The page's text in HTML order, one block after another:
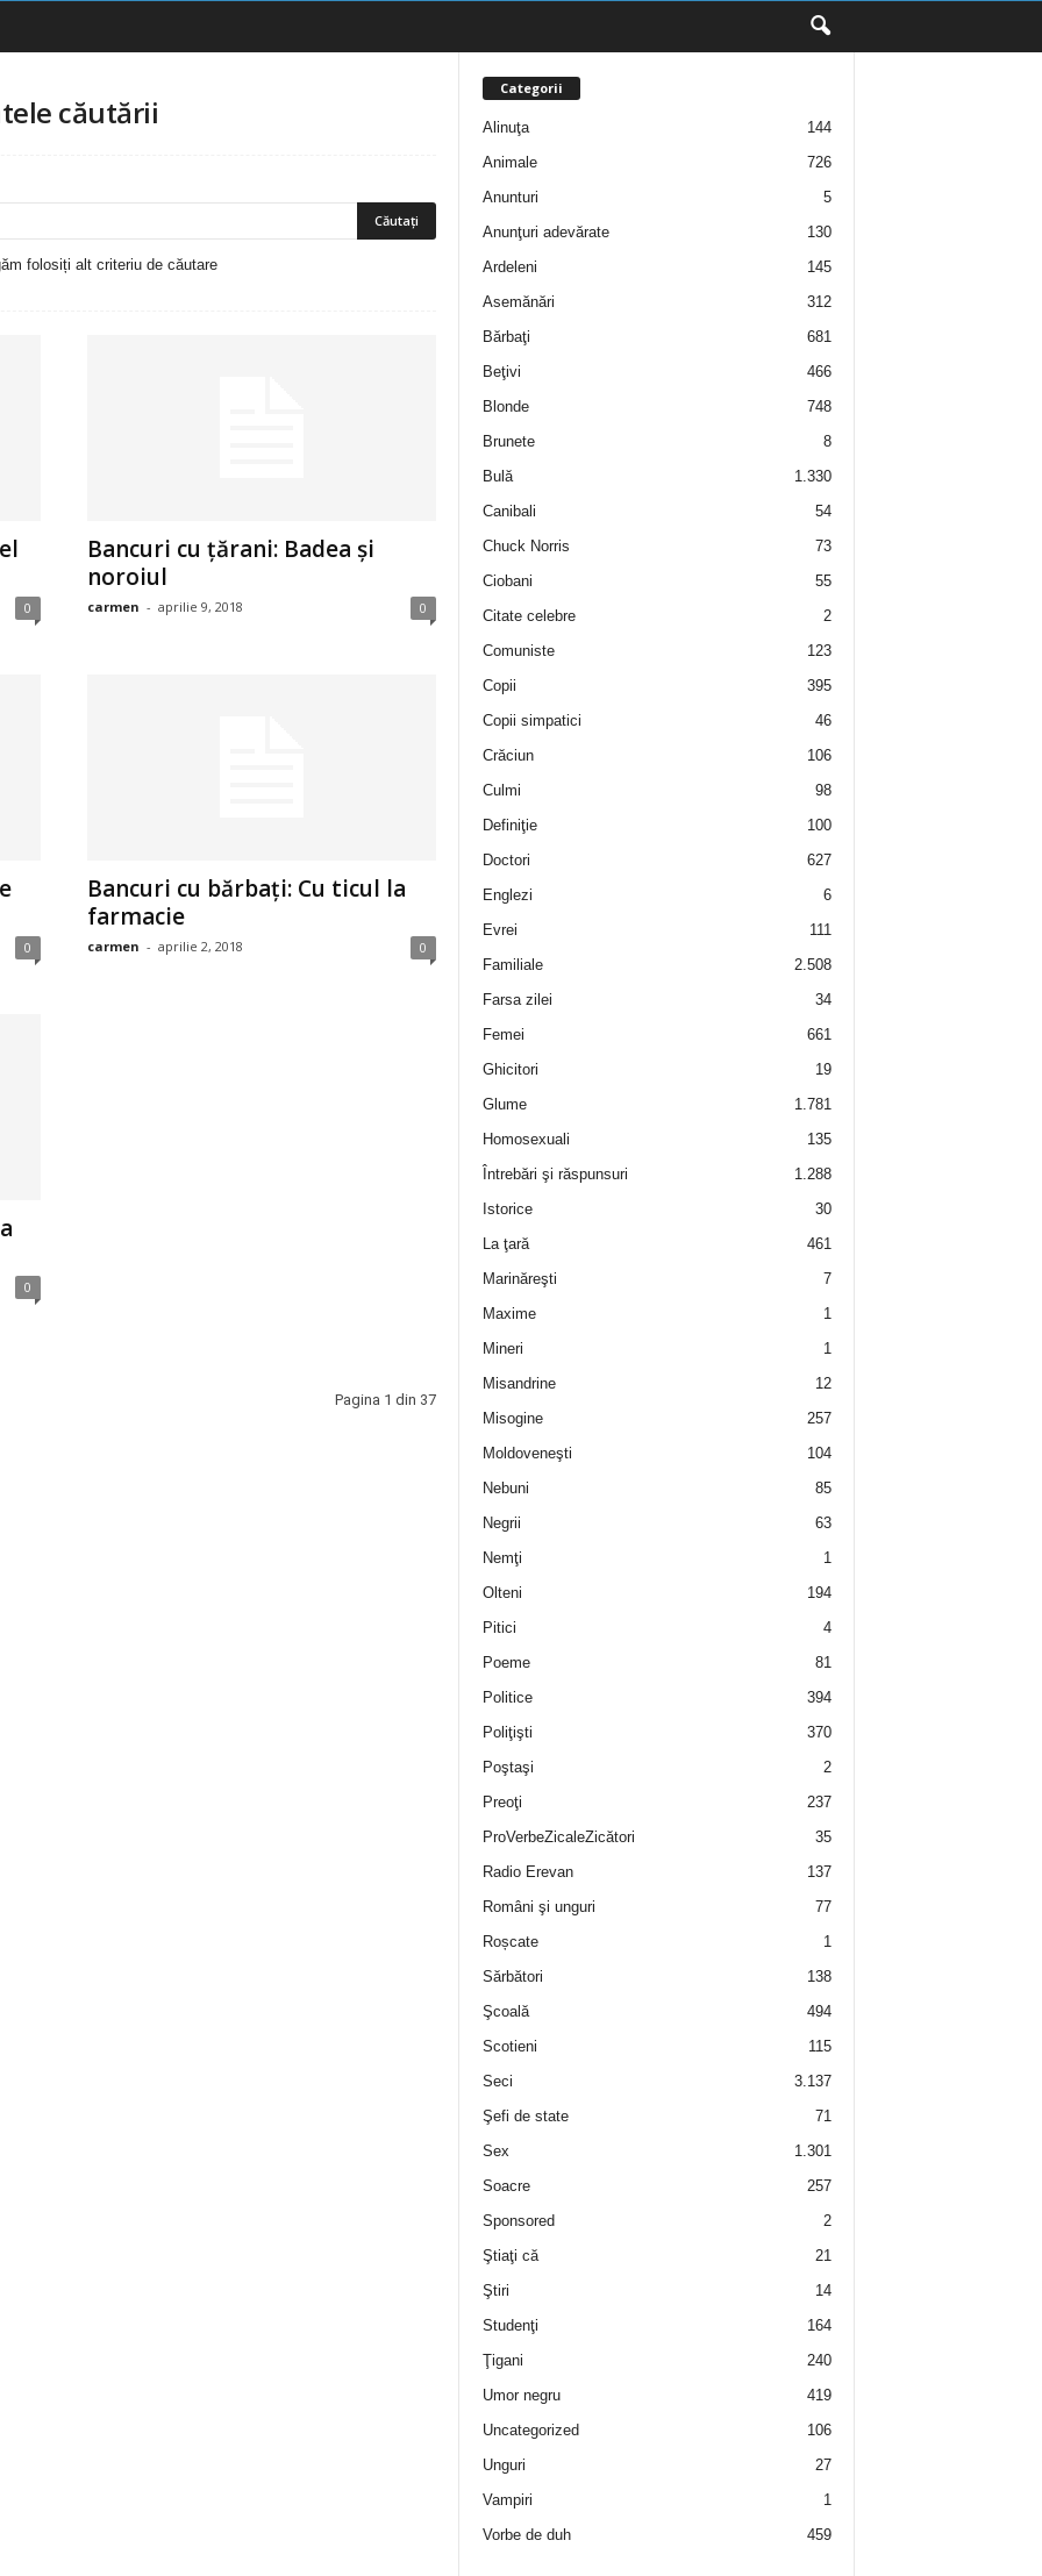
căutării
folosiți alt criteriu de căutare
0
Bancuri cu țărani: Badea și
noroiul
carmen - aprilie 9, 2018 0
0
Bancuri cu bărbați: Cu ticul la
farmacie
carmen - aprilie 2, 2018 0
0
Pagina 1 din 37
Categorii
Alinuţa
144
Animale
726
Anunturi
5
Anunţuri adevărate
130
Ardeleni
145
Asemănări
312
Bărbaţi
681
Beţivi
466
Blonde
748
Brunete
8
Bulă
1.330
Canibali
54
Chuck Norris
73
Ciobani
55
Citate celebre
2
Comuniste
123
Copii
395
Copii simpatici
46
Crăciun
106
Culmi
98
Definiţie
100
Doctori
627
Englezi
6
Evrei
111
Familiale
2.508
Farsa zilei
34
Femei
661
Ghicitori
19
Glume
1.781
Homosexuali
135
Întrebări şi răspunsuri
1.288
Istorice
30
La ţară
461
Marinăreşti
7
Maxime
1
Mineri
1
Misandrine
12
Misogine
257
Moldoveneşti
104
Nebuni
85
Negrii
63
Nemţi
1
Olteni
194
Pitici
4
Poeme
81
Politice
394
Poliţişti
370
Poştaşi
2
Preoţi
237
ProVerbeZicaleZicători
35
Radio Erevan
137
Români şi unguri
77
Roșcate
1
Sărbători
138
Şcoală
494
Scotieni
115
Seci
3.137
Şefi de state
71
Sex
1.301
Soacre
257
Sponsored
2
Ştiaţi că
21
Ştiri
14
Studenţi
164
Ţigani
240
Umor negru
419
Uncategorized
106
Unguri
27
Vampiri
1
Vorbe de duh
459